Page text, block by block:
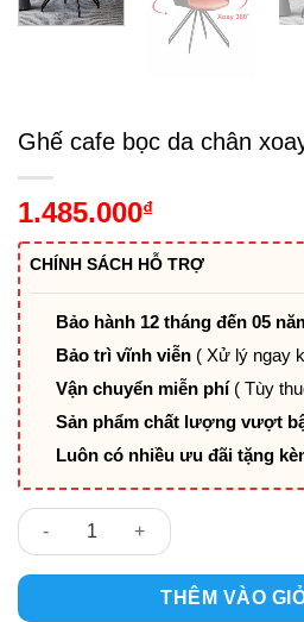
Ghế cafe bọc da chân
1.485.000₫
CHÍNH SÁCH HỖ TRỢ
Bảo hành 12 tháng đến 05
Bảo trì vĩnh viễn ( Xử lý ngay
Vận chuyển miễn phí ( Tùy
Sản phẩm chất lượng vượt
Luôn có nhiều ưu đãi tặng
Ghế cafe bọc da chân xoay 360 độ
THÊM VÀO